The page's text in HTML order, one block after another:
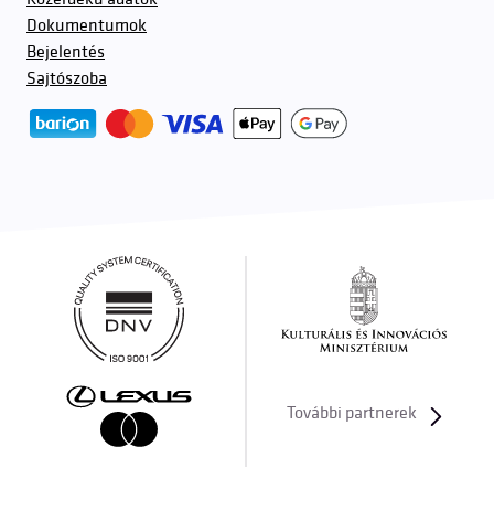
Dokumentumok
Bejelentés
Sajtószoba
További partnerek